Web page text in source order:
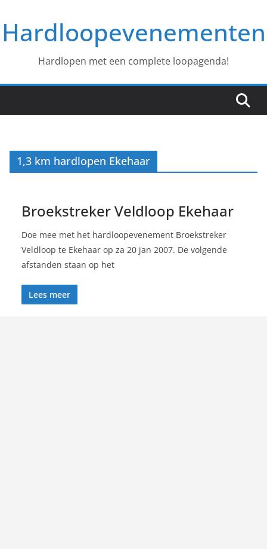
naar
deHardloopevenementen
Hardlopen met een complete loopagenda!
1,3 km hardlopen Ekehaar
Broekstreker Veldloop Ekehaar
Doe mee met het hardloopevenement Broekstreker
Veldloop te Ekehaar op za 20 jan 2007. De volgende
afstanden staan op het
Lees meer